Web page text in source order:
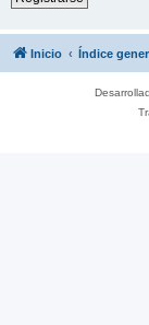
Inicio Índice